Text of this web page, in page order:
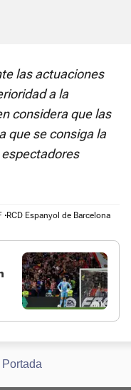
las actuaciones
a la
considera que las
que se consiga la
RCD Espanyol de Barcelona